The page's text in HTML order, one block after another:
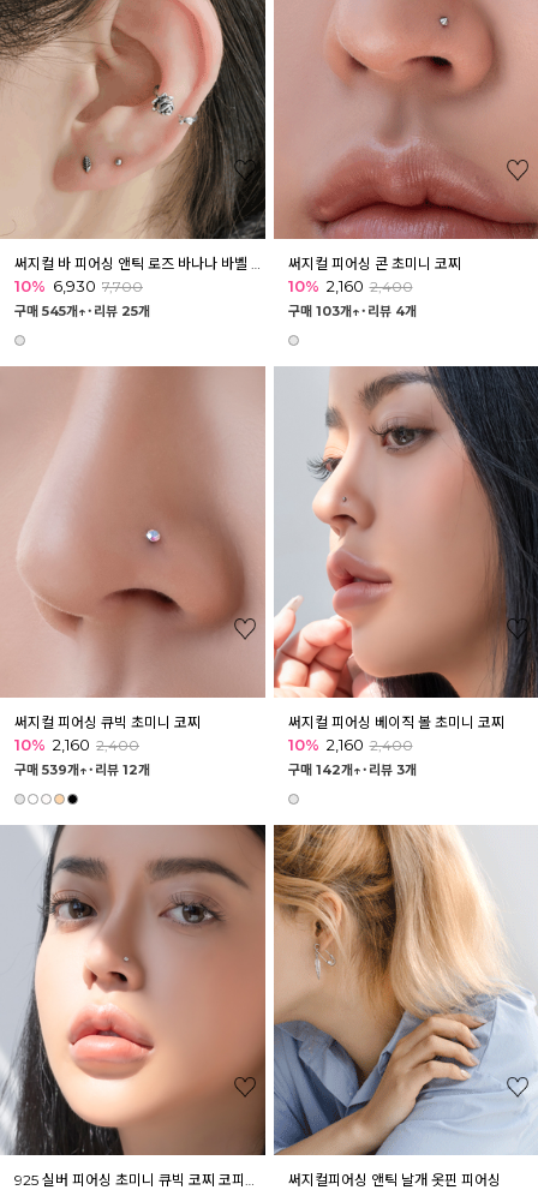
10% 6,930 7,700
구매 545개↑˙ 리뷰 25개
써지컬 피어싱 콘 초미니 코찌
10% 2,160 2,400
구매 103개↑˙ 리뷰 4개
써지컬 피어싱 큐빅 초미니 코찌
10% 2,160 2,400
구매 539개↑˙ 리뷰 12개
써지컬 피어싱 베이직 볼 초미니 코찌
10% 2,160 2,400
구매 142개↑˙ 리뷰 3개
925 실버 피어싱 초미니 큐빅 코찌 코피어싱 써지컬피어싱 앤틱 날개 옷핀 피어싱